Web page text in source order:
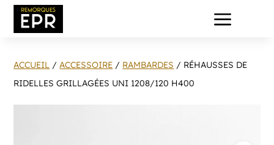
a
ACCUEIL /ACCESSOIRE / RAMBARDES / RÉHAUSSES DE
RIDELLES GRILLAGÉES UNI 1208/120 H400